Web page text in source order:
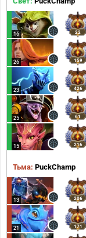
16 22
26 159
23 426
25 61
15 216
Тьма: PuckChamp
13 206
21 171